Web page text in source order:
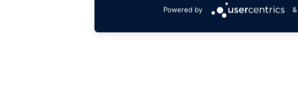
Powered by &